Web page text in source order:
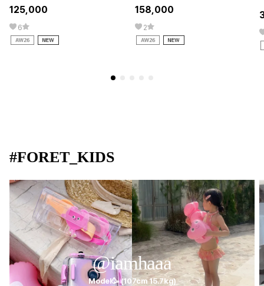
125,000
6
158,000
2
#FORET_KIDS
@iamhaaa
Model🥳 (107cm 15.7kg)